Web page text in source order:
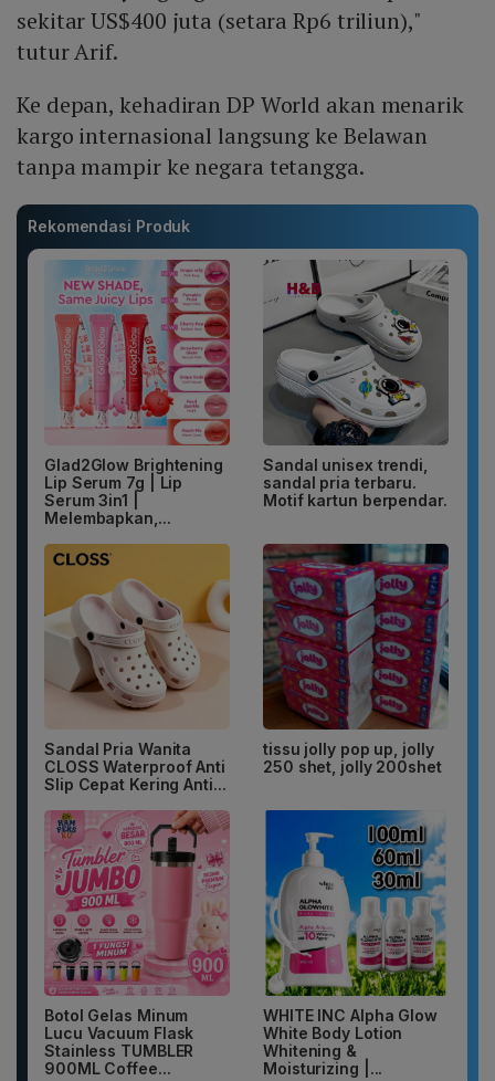
sekitar US$400 juta (setara Rp6 triliun),"
tutur Arif.
Ke depan, kehadiran DP World akan menarik
kargo internasional langsung ke Belawan
tanpa mampir ke negara tetangga.
Rekomendasi Produk
Glad2Glow Brightening
Lip Serum 7g | Lip
Serum 3in1 |
Melembapkan,...
Sandal unisex trendi,
sandal pria terbaru.
Motif kartun berpendar.
Sandal Pria Wanita
CLOSS Waterproof Anti
Slip Cepat Kering Anti...
tissu jolly pop up, jolly
250 shet, jolly 200shet
Botol Gelas Minum
Lucu Vacuum Flask
Stainless TUMBLER
900ML Coffee...
WHITE INC Alpha Glow
White Body Lotion
Whitening &
Moisturizing |...